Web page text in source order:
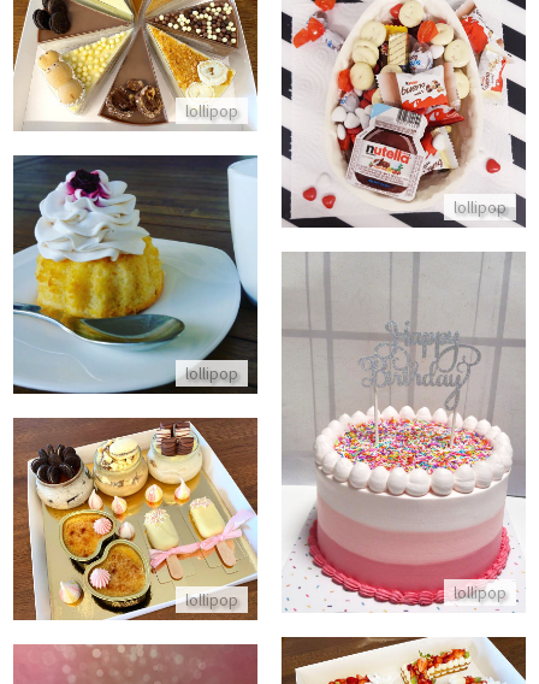
lollipop
עוגה מחולקת מוסים ב8 טעמים
התקשר/י
lollipop
ביצת קינדר ענקית מבפנים
התקשר/י
lollipop
סברינה
התקשר/י
lollipop
עוגת יום הולדת לבת
התקשר/י
lollipop
מארז יום הולדת מתוק לאשה
התקשר/י